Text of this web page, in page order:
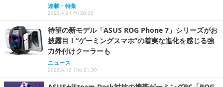
連載・特集
2023.4.21 Fri 20:00
待望の新モデル「ASUS ROG Phone 7」シリーズがお
披露目！“ゲーミングスマホ”の着実な進化を感じる強
力外付けクーラーも
ニュース
2023.4.13 Thu 21:30